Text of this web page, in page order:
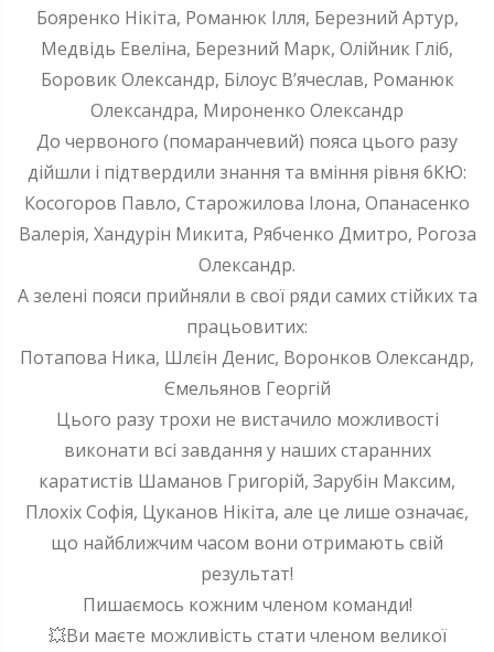
Бояренко Нікіта, Романюк Ілля, Березний Артур,
Медвідь Евеліна, Березний Марк, Олійник Гліб,
Боровик Олександр, Білоус В’ячеслав, Романюк
Олександра, Мироненко Олександр
До червоного (помаранчевий) пояса цього разу
дійшли і підтвердили знання та вміння рівня 6КЮ:
Косогоров Павло, Старожилова Ілона, Опанасенко
Валерія, Хандурін Микита, Рябченко Дмитро, Рогоза
Олександр.
А зелені пояси прийняли в свої ряди самих стійких та
працьовитих:
Потапова Ника, Шлєін Денис, Воронков Олександр,
Ємельянов Георгій
Цього разу трохи не вистачило можливості
виконати всі завдання у наших старанних
каратистів Шаманов Григорій, Зарубiн Максим,
Плохix Софiя, Цуканов Нікіта, але це лише означає,
що найближчим часом вони отримають свій
результат!
Пишаємось кожним членом команди!
💥Ви маєте можливість стати членом великої